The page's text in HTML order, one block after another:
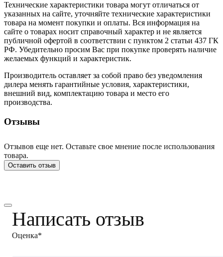
Технические характеристики товара могут отличаться от
указанных на сайте, уточняйте технические характеристики
товара на момент покупки и оплаты. Вся информация на
сайте о товарах носит справочный характер и не является
публичной офертой в соответствии с пунктом 2 статьи 437 ГК
РФ. Убедительно просим Вас при покупке проверять наличие
желаемых функций и характеристик.
Производитель оставляет за собой право без уведомления
дилера менять гарантийные условия, характеристики,
внешний вид, комплектацию товара и место его
производства.
Отзывы
Отзывов еще нет. Оставьте свое мнение после использования
товара.
Оставить отзыв
Написать отзыв
Оценка*